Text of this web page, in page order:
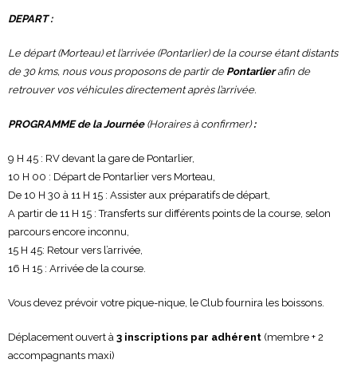
DEPART :
Le départ (Morteau) et l’arrivée (Pontarlier) de la course étant distants
de 30 kms, nous vous proposons de partir de Pontarlierafin de
retrouver vos véhicules directement après l’arrivée.
PROGRAMME de la Journée (Horaires à confirmer):
9 H 45 : RV devant la gare de Pontarlier,
10 H 00 : Départ de Pontarlier vers Morteau,
De 10 H 30 à 11 H 15 : Assister aux préparatifs de départ,
A partir de 11 H 15 : Transferts sur différents points de la course, selon
parcours encore inconnu,
15 H 45: Retour vers l’arrivée,
16 H 15 : Arrivée de la course.
Vous devez prévoir votre pique-nique, le Club fournira les boissons.
Déplacement ouvert à 3 inscriptions par adhérent (membre + 2
accompagnants maxi)